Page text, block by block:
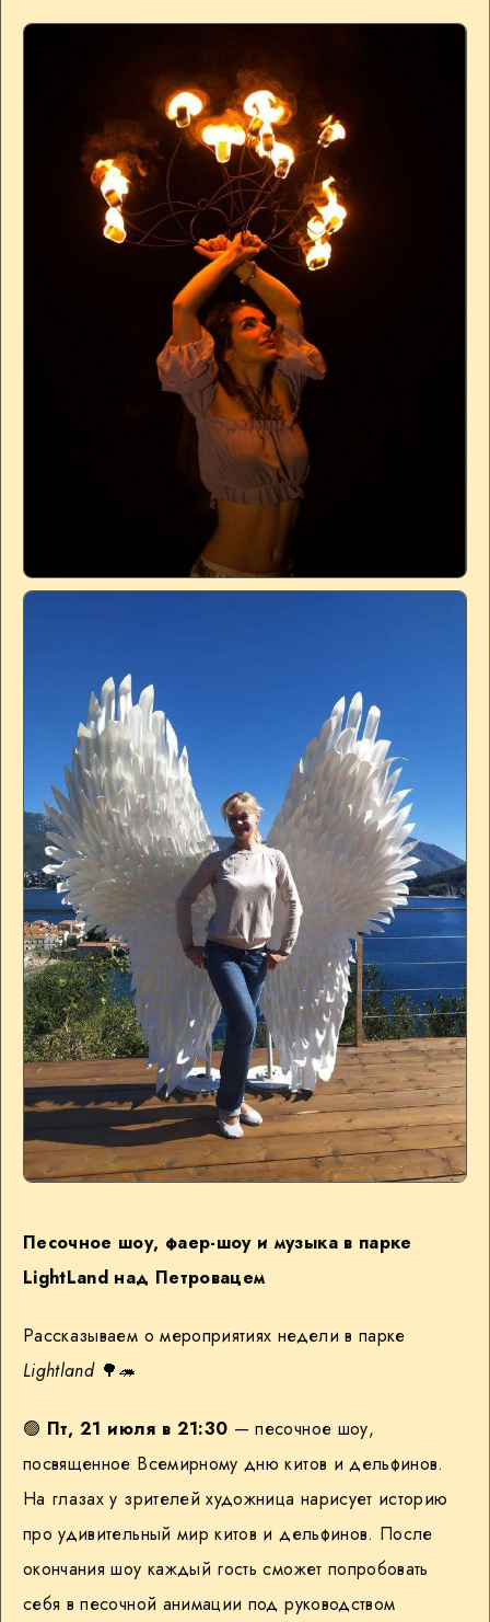
Песочное шоу, фаер-шоу и музыка в парке
LightLand над Петровацем
Рассказываем о мероприятиях недели в парке
Lightland🌳🦔
🟢 Пт, 21 июля в 21:30 — песочное шоу,
посвященное Всемирному дню китов и дельфинов.
На глазах у зрителей художница нарисует историю
про удивительный мир китов и дельфинов. После
окончания шоу каждый гость сможет попробовать
себя в песочной анимации под руководством